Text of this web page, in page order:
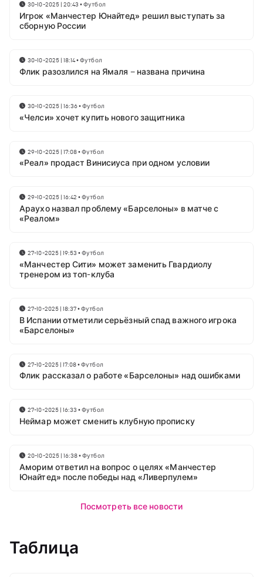
30-10-2025 | 20:43 •Футбол
Игрок «Манчестер Юнайтед» решил выступать за
сборную России
30-10-2025 | 18:14•Футбол
Флик разозлился на Ямаля – названа причина
30-10-2025 | 16:36•Футбол
«Челси» хочет купить нового защитника
29-10-2025 | 17:08•Футбол
«Реал» продаст Винисиуса при одном условии
29-10-2025 | 16:42 •Футбол
Араухо назвал проблему «Барселоны» в матче с
«Реалом»
27-10-2025 | 19:53 •Футбол
«Манчестер Сити» может заменить Гвардиолу
тренером из топ-клуба
27-10-2025 | 18:37•Футбол
В Испании отметили серьёзный спад важного игрока
«Барселоны»
27-10-2025 | 17:08•Футбол
Флик рассказал о работе «Барселоны» над ошибками
27-10-2025 | 16:33 •Футбол
Неймар может сменить клубную прописку
20-10-2025 | 16:38•Футбол
Аморим ответил на вопрос о целях «Манчестер
Юнайтед» после победы над «Ливерпулем»
Посмотреть все новости
Таблица